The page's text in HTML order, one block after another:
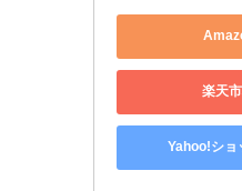
楽天
Yahoo!ショ